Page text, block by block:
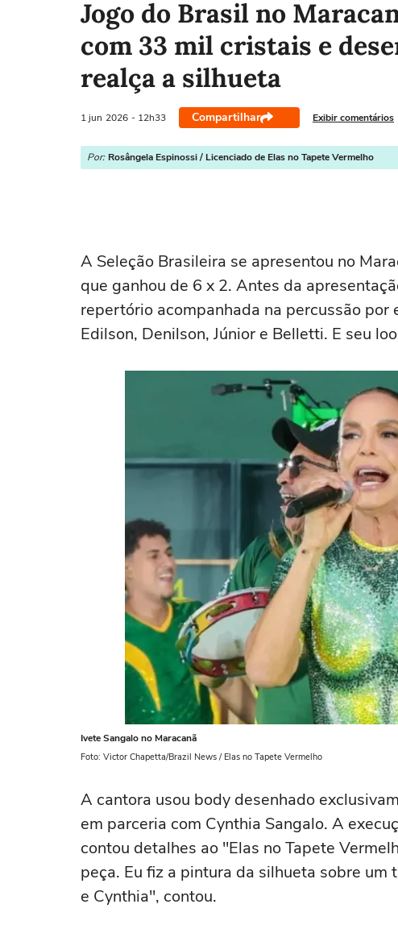
Jogo do Brasil no
com 33 mil cristais e
realça a silhueta
1 jun 2026 - 12h33 Compartilhar Exibir comentários
Por: Rosângela Espinossi / Licenciado de Elas no Tapete Vermelho
A Seleção Brasileira se apresentou no
que ganhou de 6 x 2. Antes da
repertório acompanhada na percussão por
Edilson, Denilson, Júnior e Belletti. E seu
Ivete Sangalo no Maracanã
Foto: Victor Chapetta/Brazil News / Elas no Tapete Vermelho
A cantora usou body desenhado
em parceria com Cynthia Sangalo. A
contou detalhes ao "Elas no Tapete
peça. Eu fiz a pintura da silhueta sobre
e Cynthia", contou.